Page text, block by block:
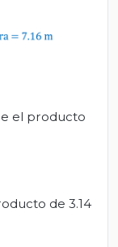
el producto
de 3.14